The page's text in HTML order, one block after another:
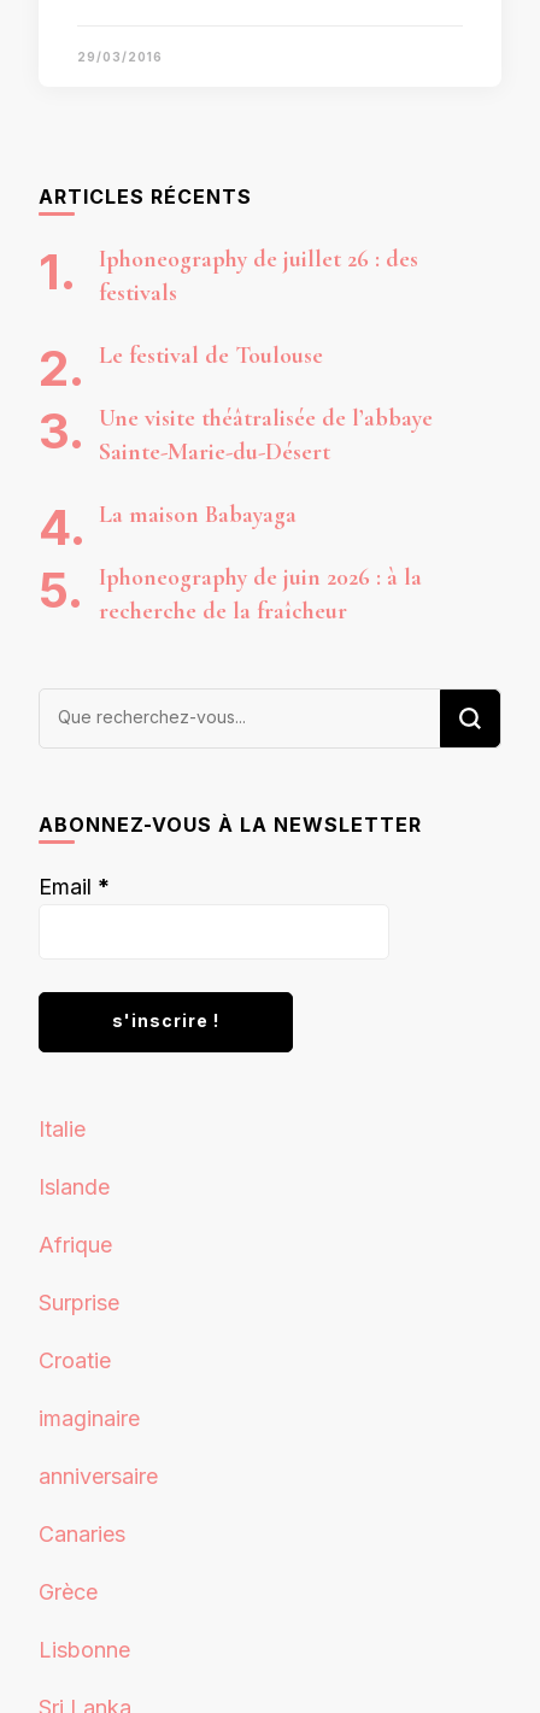
29/03/2016
ARTICLES RÉCENTS
Iphoneography de juillet 26 : des
festivals
Le festival de Toulouse
Une visite théâtralisée de l’abbaye
Sainte-Marie-du-Désert
La maison Babayaga
Iphoneography de juin 2026 : à la
recherche de la fraîcheur
Vous
ABONNEZ-VOUS À LA NEWSLETTER
Email *
Italie
Islande
Afrique
Surprise
Croatie
imaginaire
anniversaire
Canaries
Grèce
Lisbonne
Sri Lanka